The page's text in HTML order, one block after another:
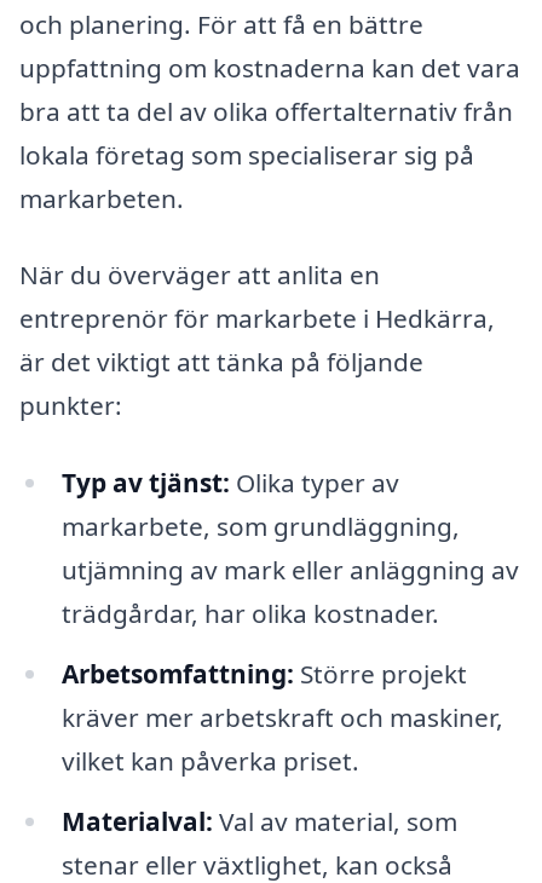
och planering. För att få en bättre
uppfattning om kostnaderna kan det vara
bra att ta del av olika offertalternativ från
lokala företag som specialiserar sig på
markarbeten.
När du överväger att anlita en
entreprenör för markarbete i Hedkärra,
är det viktigt att tänka på följande
punkter:
Typ av tjänst: Olika typer av
markarbete, som grundläggning,
utjämning av mark eller anläggning av
trädgårdar, har olika kostnader.
Arbetsomfattning: Större projekt
kräver mer arbetskraft och maskiner,
vilket kan påverka priset.
Materialval: Val av material, som
stenar eller växtlighet, kan också